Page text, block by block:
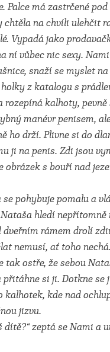
Palce má zastrčené
chtěla na chvíli ulehčit
Vypadá jako
ní vůbec nic sexy.
snaží se myslet na
z katalogu s
rozepíná kalhoty,
manévr penisem,
ho drží. Plivne si do
ji na penis. Zdi jsou
obrázek s bouří nad
pohybuje pomalu a
hledí nepřítomně
dveřním rámem drolí
nemusí, ať toho nechá.
tak ostře, že sebou
přitáhne si ji. Dotkne se
kalhotek, kde nad
jizvu.
dítě?“ zeptá se Nami a